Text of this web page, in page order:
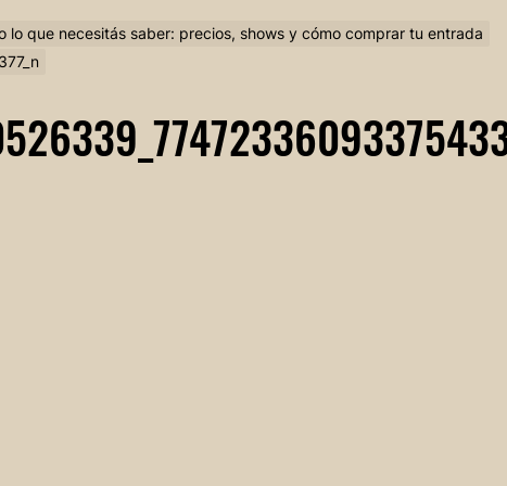
lo que necesitás saber: precios, shows y cómo comprar tu entrada